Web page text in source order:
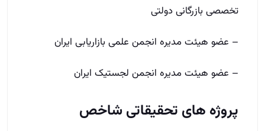
تخصصی بازرگانی دولتی
– عضو هیئت مدیره انجمن علمی بازاریابی ایران
– عضو هیئت مدیره انجمن لجستیک ایران
پروژه­ های تحقیقاتی شاخص